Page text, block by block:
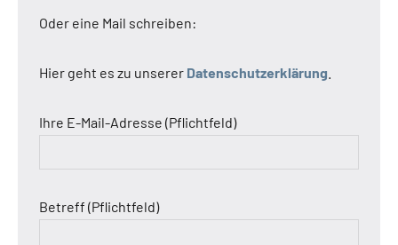
Oder eine Mail schreiben:
Hier geht es zu unserer Datenschutzerklärung
Ihre E-Mail-Adresse (Pflichtfeld)
Betreff (Pflichtfeld)